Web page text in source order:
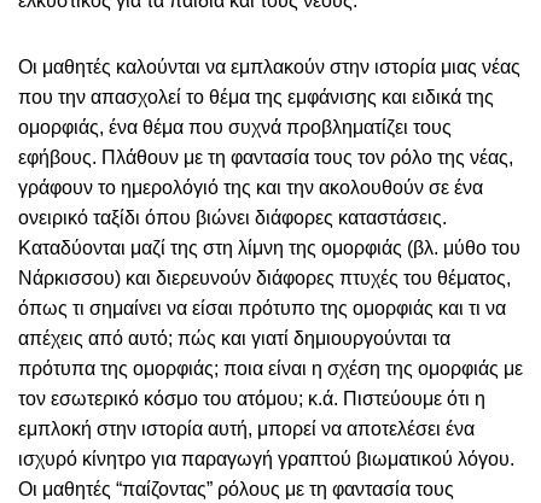
Οι μαθητές καλούνται να εμπλακούν στην ιστορία μιας νέας
που την απασχολεί το θέμα της εμφάνισης και ειδικά της
ομορφιάς, ένα θέμα που συχνά προβληματίζει τους
εφήβους. Πλάθουν με τη φαντασία τους τον ρόλο της νέας,
γράφουν το ημερολόγιό της και την ακολουθούν σε ένα
ονειρικό ταξίδι όπου βιώνει διάφορες καταστάσεις.
Καταδύονται μαζί της στη λίμνη της ομορφιάς (βλ. μύθο του
Νάρκισσου) και διερευνούν διάφορες πτυχές του θέματος,
όπως τι σημαίνει να είσαι πρότυπο της ομορφιάς και τι να
απέχεις από αυτό; πώς και γιατί δημιουργούνται τα
πρότυπα της ομορφιάς; ποια είναι η σχέση της ομορφιάς με
τον εσωτερικό κόσμο του ατόμου; κ.ά. Πιστεύουμε ότι η
εμπλοκή στην ιστορία αυτή, μπορεί να αποτελέσει ένα
ισχυρό κίνητρο για παραγωγή γραπτού βιωματικού λόγου.
Οι μαθητές “παίζοντας” ρόλους με τη φαντασία τους